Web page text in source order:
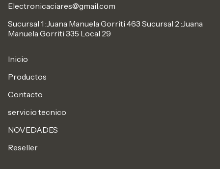
Electronicaciares@gmail.com
Sucursal 1 :Juana Manuela Gorriti 463 Sucursal 2 :Juana
Manuela Gorriti 335 Local 29
Inicio
Productos
Contacto
servicio tecnico
NOVEDADES
Reseller